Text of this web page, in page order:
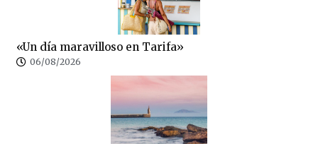
«Un día maravilloso en Tarifa»
06/08/2026